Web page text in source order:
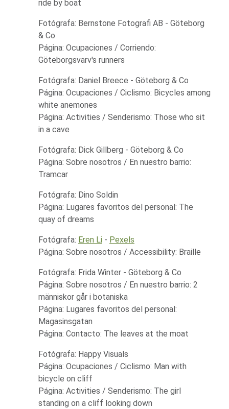
ride by boat
Fotógrafa: Bernstone Fotografi AB - Göteborg
& Co
Página: Ocupaciones / Corriendo:
Göteborgsvarv's runners
Fotógrafa: Daniel Breece - Göteborg & Co
Página: Ocupaciones / Ciclismo: Bicycles among
white anemones
Página: Activities / Senderismo: Those who sit
in a cave
Fotógrafa: Dick Gillberg - Göteborg & Co
Página: Sobre nosotros / En nuestro barrio:
Tramcar
Fotógrafa: Dino Soldin
Página: Lugares favoritos del personal: The
quay of dreams
Fotógrafa: Eren Li - Pexels
Página: Sobre nosotros / Accessibility: Braille
Fotógrafa: Frida Winter - Göteborg & Co
Página: Sobre nosotros / En nuestro barrio: 2
människor går i botaniska
Página: Lugares favoritos del personal:
Magasinsgatan
Página: Contacto: The leaves at the moat
Fotógrafa: Happy Visuals
Página: Ocupaciones / Ciclismo: Man with
bicycle on cliff
Página: Activities / Senderismo: The girl
standing on a cliff looking down